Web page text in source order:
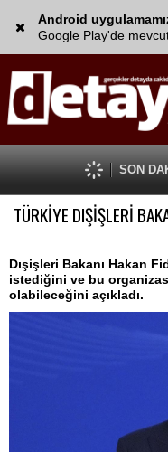
Android
Google Play'de
SON
TÜRKİYE DIŞİŞLERİ
Dışişleri Bakanı Hakan
istediğini ve bu
olabileceğini açıkladı.